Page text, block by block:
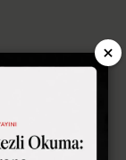
×